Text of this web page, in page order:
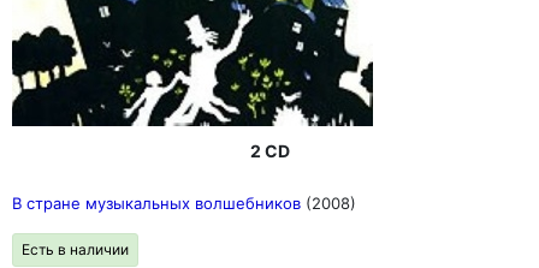
2 CD
В стране музыкальных волшебников (2008)
Есть в наличии